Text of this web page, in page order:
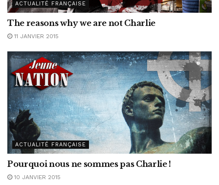
ACTUALITÉ FRANÇAISE
The reasons why we are not Charlie
11 JANVIER 2015
ACTUALITÉ FRANÇAISE
Pourquoi nous ne sommes pas Charlie !
10 JANVIER 2015